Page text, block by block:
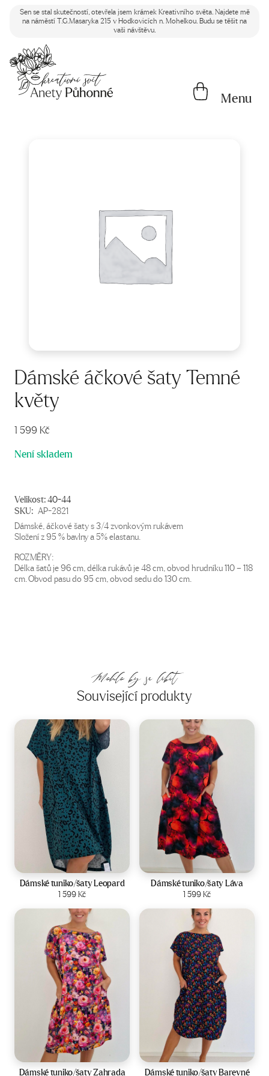
Sen se stal skutečností, otevřela jsem krámek Kreativního světa. Najdete mě
na náměstí T.G.Masaryka 215 v Hodkovicích n. Mohelkou. Budu se těšit na
vaši návštěvu.
Menu
Dámské áčkové šaty Temné
květy
1 599 Kč
Není skladem
Velikost:40-44
SKU: AP-2821
Dámské, áčkové šaty s 3/4 zvonkovým rukávem
Složení z 95 % bavlny a 5% elastanu.
ROZMĚRY:
Délka šatů je 96 cm, délka rukávů je 48 cm, obvod hrudníku 110 – 118
cm. Obvod pasu do 95 cm, obvod sedu do 130 cm.
Mohlo by se líbit
Související produkty
Velikost:44-50
Dámské tuniko/šaty Leopard
1 599Kč
Zobrazit produkt
Velikost: 44-50
Dámské tuniko/šaty Láva
1 599Kč
Zobrazit produkt
Velikost:44-50
Dámské tuniko/šaty Zahrada
Velikost:44-50
Dámské tuniko/šaty Barevné